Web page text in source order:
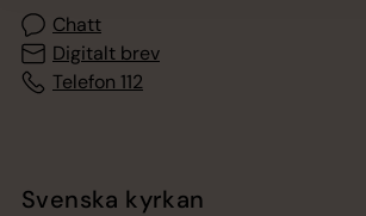
Chatt
Digitalt brev
Telefon 112
Svenska kyrkan